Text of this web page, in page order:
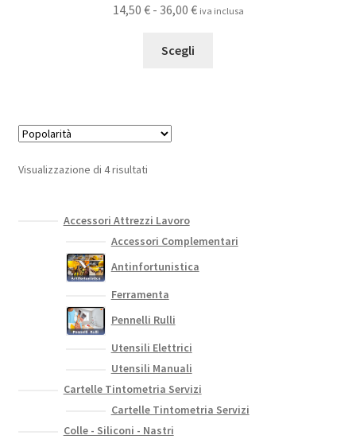
14,50 € - 36,00 €Fascia
iva inclusa
Scegli
nella
Visualizzazione di 4 risultatiPopolarità
Accessori Attrezzi Lavoro
Accessori Complementari
Antinfortunistica
Ferramenta
Pennelli Rulli
Utensili Elettrici
Utensili Manuali
Cartelle Tintometria Servizi
Cartelle Tintometria Servizi
Colle - Siliconi - Nastri